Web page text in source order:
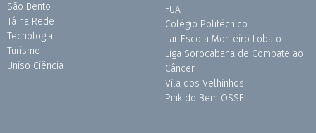
São Bento
Tá na Rede
Tecnologia
Turismo
Uniso Ciência
FUA
Colégio Politécnico
Lar Escola Monteiro Lobato
Liga Sorocabana de Combate ao
Câncer
Vila dos Velhinhos
Pink do Bem OSSEL